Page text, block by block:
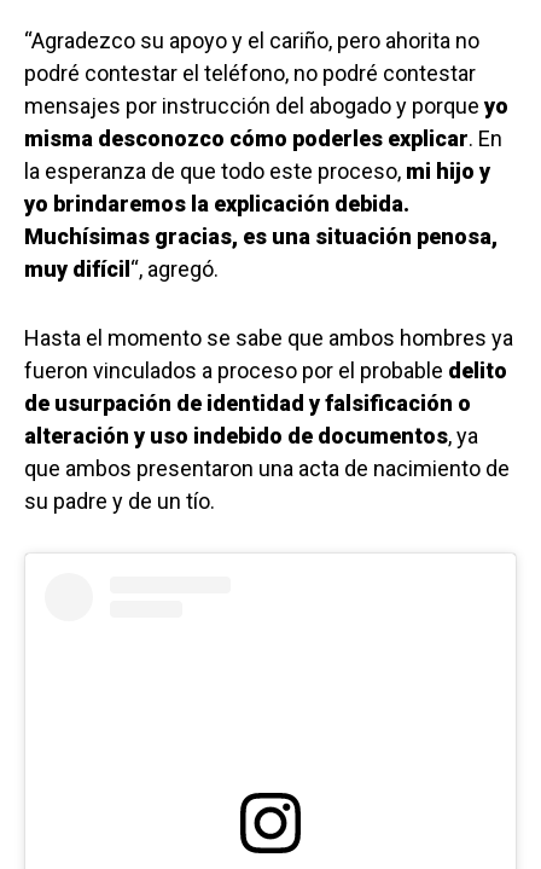
“Agradezco su apoyo y el cariño, pero ahorita no
podré contestar el teléfono, no podré contestar
mensajes por instrucción del abogado y porque yo
misma desconozco cómo poderles explicar. En
la esperanza de que todo este proceso, mi hijo y
yo brindaremos la explicación debida.
Muchísimas gracias, es una situación penosa,
muy difícil “, agregó.
Hasta el momento se sabe que ambos hombres ya
fueron vinculados a proceso por el probable delito
de usurpación de identidad y falsificación o
alteración y uso indebido de documentos, ya
que ambos presentaron una acta de nacimiento de
su padre y de un tío.